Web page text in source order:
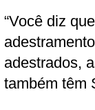
“Você diz
adestrados,
também têm